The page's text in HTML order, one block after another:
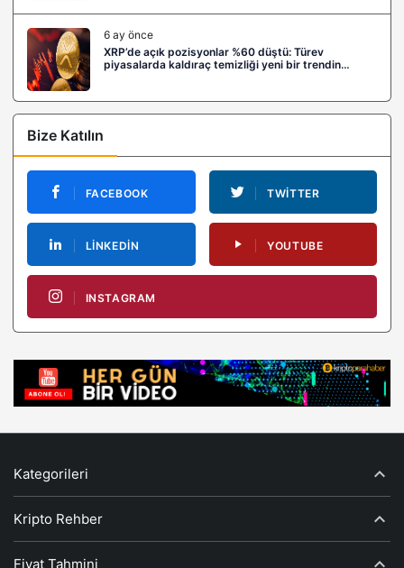
6 ay önce
XRP’de açık pozisyonlar %60 düştü: Türev
piyasalarda kaldıraç temizliği yeni bir trendin
Bize Katılın
FACEBOOK TWITTER
LINKEDIN YOUTUBE
INSTAGRAM
Kategorileri
Kripto Rehber
Fiyat Tahmini